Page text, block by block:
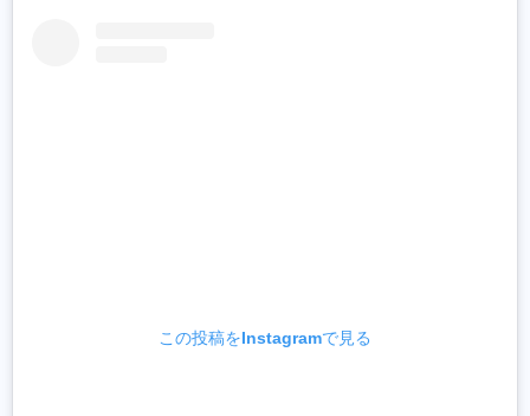
この投稿をInstagramで見る